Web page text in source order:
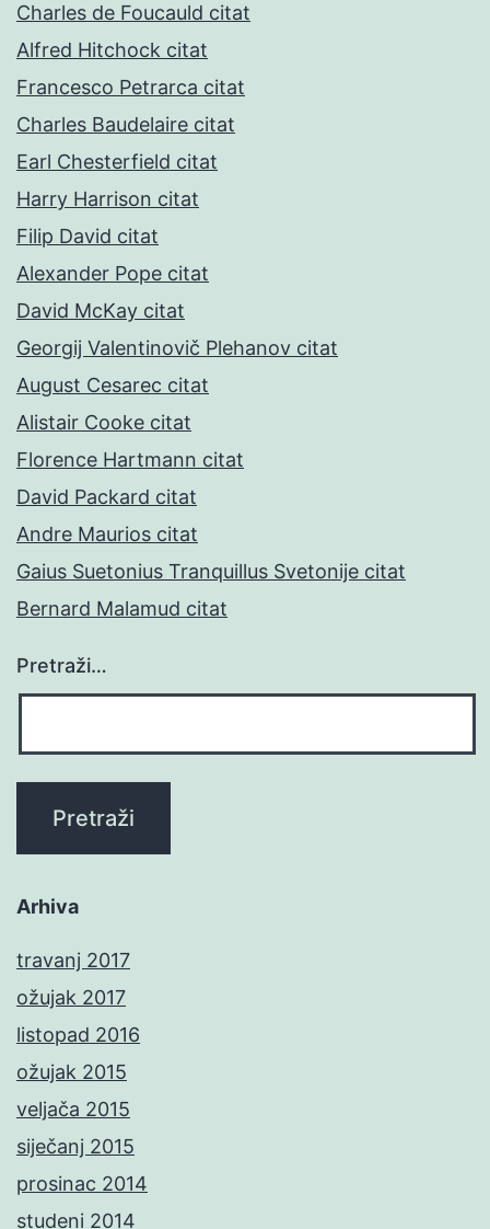
Charles de Foucauld citat
Alfred Hitchock citat
Francesco Petrarca citat
Charles Baudelaire citat
Earl Chesterfield citat
Harry Harrison citat
Filip David citat
Alexander Pope citat
David McKay citat
Georgij Valentinovič Plehanov citat
August Cesarec citat
Alistair Cooke citat
Florence Hartmann citat
David Packard citat
Andre Maurios citat
Gaius Suetonius Tranquillus Svetonije citat
Bernard Malamud citat
Pretraži…
Arhiva
travanj 2017
ožujak 2017
listopad 2016
ožujak 2015
veljača 2015
siječanj 2015
prosinac 2014
studeni 2014